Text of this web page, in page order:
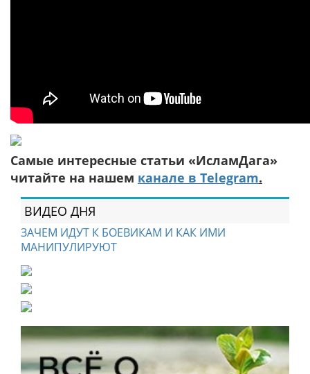
Самые интересные статьи «ИсламДага»
читайте на нашем канале в Telegram.
ВИДЕО ДНЯ
ЗАЧЕМ ИДУТ К БОЕВИКАМ И КАК ИМИ
МАНИПУЛИРУЮТ